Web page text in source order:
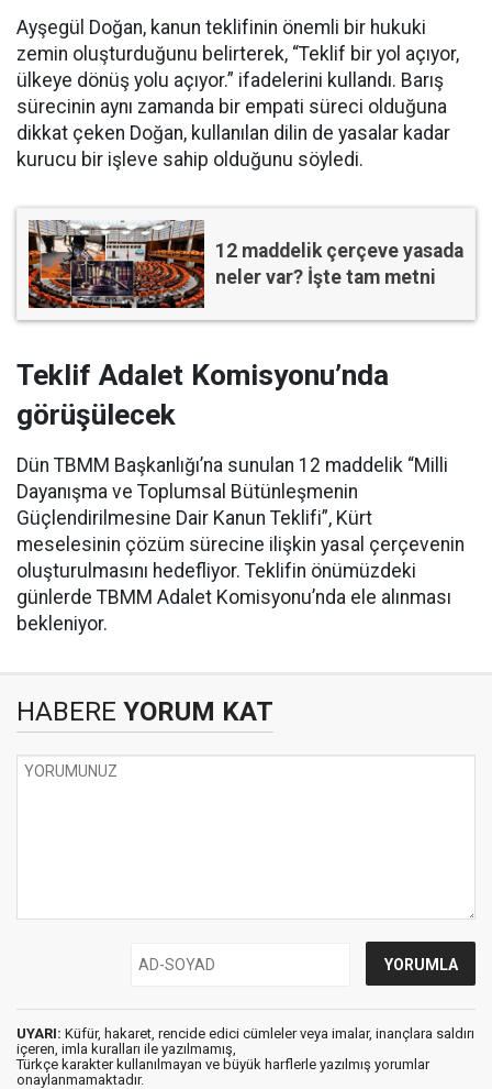
Ayşegül Doğan, kanun teklifinin önemli bir hukuki
zemin oluşturduğunu belirterek, “Teklif bir yol açıyor,
ülkeye dönüş yolu açıyor.” ifadelerini kullandı. Barış
sürecinin aynı zamanda bir empati süreci olduğuna
dikkat çeken Doğan, kullanılan dilin de yasalar kadar
kurucu bir işleve sahip olduğunu söyledi.
12 maddelik çerçeve yasada
neler var? İşte tam metni
Teklif Adalet Komisyonu’nda
görüşülecek
Dün TBMM Başkanlığı’na sunulan 12 maddelik “Milli
Dayanışma ve Toplumsal Bütünleşmenin
Güçlendirilmesine Dair Kanun Teklifi”, Kürt
meselesinin çözüm sürecine ilişkin yasal çerçevenin
oluşturulmasını hedefliyor. Teklifin önümüzdeki
günlerde TBMM Adalet Komisyonu’nda ele alınması
bekleniyor.
HABERE YORUM KAT
UYARI: Küfür, hakaret, rencide edici cümleler veya imalar, inançlara saldırı
içeren, imla kuralları ile yazılmamış,
Türkçe karakter kullanılmayan ve büyük harflerle yazılmış yorumlar
onaylanmamaktadır.